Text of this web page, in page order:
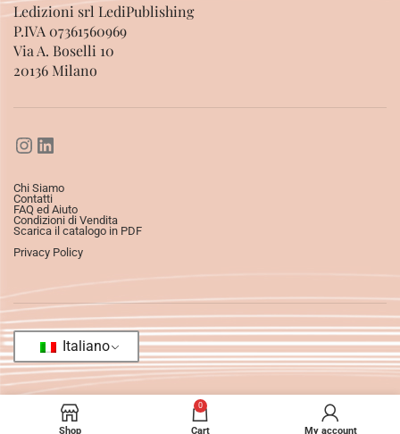
Ledizioni srl LediPublishing
P.IVA 07361560969
Via A. Boselli 10
20136 Milano
Chi Siamo
Contatti
FAQ ed Aiuto
Condizioni di Vendita
Scarica il catalogo in PDF
Privacy Policy
Italiano
Shop
0
Cart My account